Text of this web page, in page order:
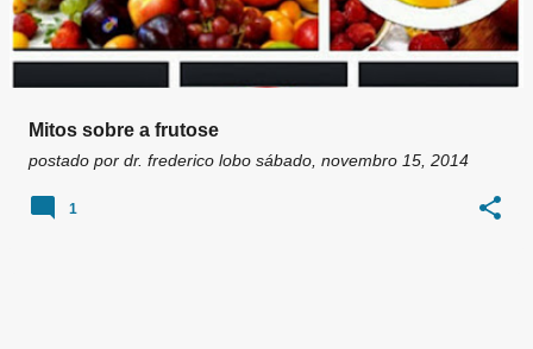
Mitos sobre a frutose
postado por dr. frederico lobo sábado, novembro 15, 2014
1